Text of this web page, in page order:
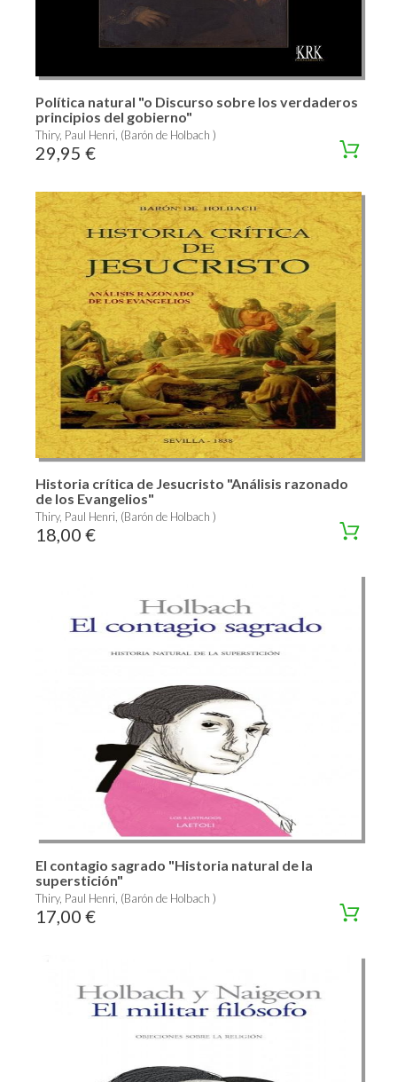
Política natural "o Discurso sobre los verdaderos
principios del gobierno"
Thiry, Paul Henri, (Barón de Holbach )
29,95 €
Historia crítica de Jesucristo "Análisis razonado
de los Evangelios"
Thiry, Paul Henri, (Barón de Holbach )
18,00 €
El contagio sagrado "Historia natural de la
superstición"
Thiry, Paul Henri, (Barón de Holbach )
17,00 €